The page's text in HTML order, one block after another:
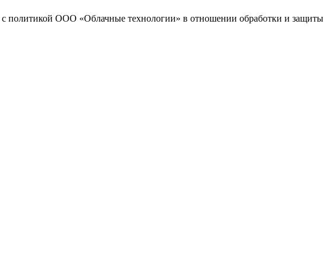
с политикой ООО «Облачные технологии» в отношении обработки и защиты